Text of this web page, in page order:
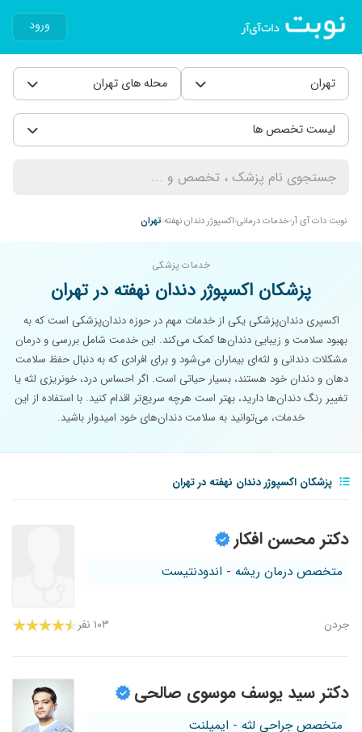
ورود
تهران محله های تهران
لیست تخصص ها
نوبت دات آی آر خدمات درمانی اکسپوژر دندان نهفته تهران
خدمات پزشکی
پزشکان اکسپوژر دندان نهفته در تهران
اکسپری دندان‌پزشکی یکی از خدمات مهم در حوزه دندان‌پزشکی است که به
بهبود سلامت و زیبایی دندان‌ها کمک می‌کند. این خدمت شامل بررسی و درمان
مشکلات دندانی و لثه‌ای بیماران می‌شود و برای افرادی که به دنبال حفظ سلامت
دهان و دندان خود هستند، بسیار حیاتی است. اگر احساس درد، خونریزی لثه یا
تغییر رنگ دندان‌ها دارید، بهتر است هرچه سریع‌تر اقدام کنید. با استفاده از این
خدمات، می‌توانید به سلامت دندان‌های خود امیدوار باشید.
پزشکان اکسپوژر دندان نهفته در تهران
دکتر محسن افکار
متخصص درمان ریشه - اندودنتیست
جردن ۱۰۳ نفر
دکتر سید یوسف موسوی صالحی
متخصص جراحی لثه - ایمپلنت